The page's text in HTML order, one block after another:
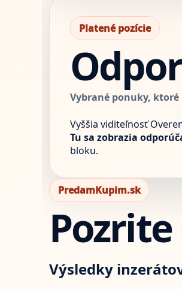
Platené pozície
Vybrané ponuky,
Vyššia viditeľnosť
Tu sa zobrazia
bloku.
PredamKupim.sk
Výsledky